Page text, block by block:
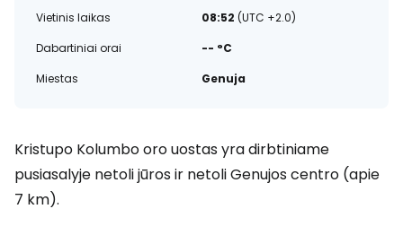
Vietinis laikas
08:52 (UTC +2.0)
Dabartiniai orai
-- °C
Miestas
Genuja
Kristupo Kolumbo oro uostas yra dirbtiniame
pusiasalyje netoli jūros ir netoli Genujos centro (apie
7 km).